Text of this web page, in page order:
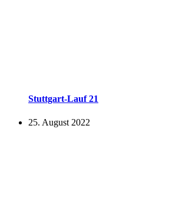
Stuttgart-Lauf 21
25. August 2022